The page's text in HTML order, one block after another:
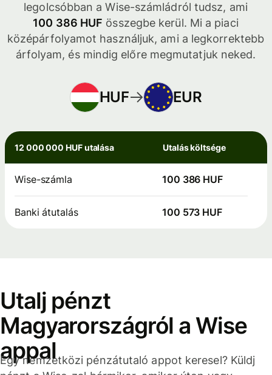
legolcsóbban a Wise-számládról tudsz, ami
100 386 HUF összegbe kerül. Mi a piaci
középárfolyamot használjuk, ami a legkorrektebb
árfolyam, és mindig előre megmutatjuk neked.
HUF EUR
12 000 000 HUF utalása Utalás költsége
Wise-számla 100 386 HUF
Banki átutalás 100 573 HUF
Utalj pénzt
Magyarországról a Wise
appal
Egy nemzetközi pénzátutaló appot keresel? Küldj